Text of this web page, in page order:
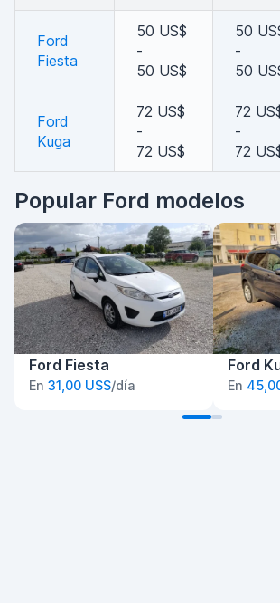
Ford
Fiesta
50 US$
-
50 US$
50
-
50
Ford
Kuga
72 US$
-
72 US$
72
-
72
Popular Ford modelos
Ford Fiesta
En 31,00 US$/día
Ford
En